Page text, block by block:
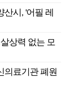
시, '어필 레
상력 없는 모
의료기관 폐원